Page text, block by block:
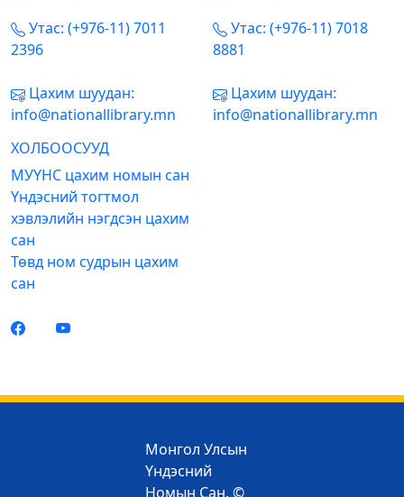
Утас: (+976-11) 7011
2396
Цахим шуудан:
info@nationallibrary.mn
Утас: (+976-11) 7018
8881
Цахим шуудан:
info@nationallibrary.mn
ХОЛБООСУУД
МУҮНС цахим номын сан
Үндэсний тогтмол
хэвлэлийн нэгдсэн цахим
сан
Төвд ном судрын цахим
сан
Монгол Улсын
Үндэсний
Номын Сан. ©